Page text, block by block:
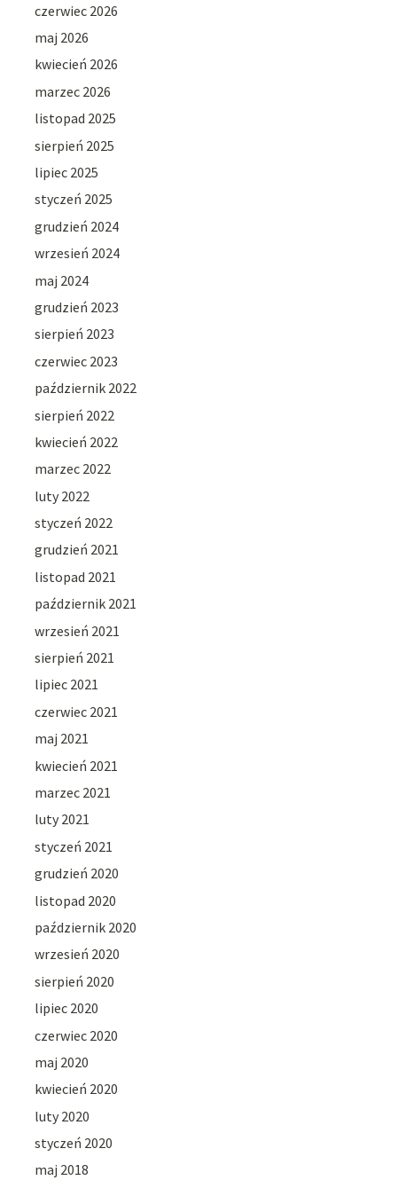
czerwiec 2026
maj 2026
kwiecień 2026
marzec 2026
listopad 2025
sierpień 2025
lipiec 2025
styczeń 2025
grudzień 2024
wrzesień 2024
maj 2024
grudzień 2023
sierpień 2023
czerwiec 2023
październik 2022
sierpień 2022
kwiecień 2022
marzec 2022
luty 2022
styczeń 2022
grudzień 2021
listopad 2021
październik 2021
wrzesień 2021
sierpień 2021
lipiec 2021
czerwiec 2021
maj 2021
kwiecień 2021
marzec 2021
luty 2021
styczeń 2021
grudzień 2020
listopad 2020
październik 2020
wrzesień 2020
sierpień 2020
lipiec 2020
czerwiec 2020
maj 2020
kwiecień 2020
luty 2020
styczeń 2020
maj 2018